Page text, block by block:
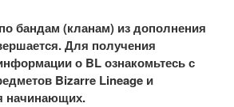
бандам (кланам) из дополнения
Для получения
о BL ознакомьтесь с
Bizarre Lineage и
начинающих.